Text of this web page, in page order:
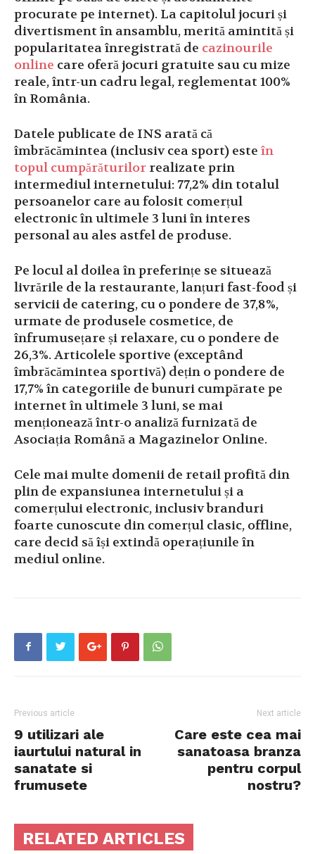
procurate pe internet). La capitolul jocuri și
divertisment în ansamblu, merită amintită și
popularitatea înregistrată de cazinourile
online care oferă jocuri gratuite sau cu mize
reale, într-un cadru legal, reglementat 100%
în România.
Datele publicate de INS arată că
îmbrăcămintea (inclusiv cea sport) este în
topul cumpărăturilor realizate prin
intermediul internetului: 77,2% din totalul
persoanelor care au folosit comerțul
electronic în ultimele 3 luni în interes
personal au ales astfel de produse.
Pe locul al doilea în preferințe se situează
livrările de la restaurante, lanțuri fast-food și
servicii de catering, cu o pondere de 37,8%,
urmate de produsele cosmetice, de
înfrumusețare și relaxare, cu o pondere de
26,3%. Articolele sportive (exceptând
îmbrăcămintea sportivă) dețin o pondere de
17,7% în categoriile de bunuri cumpărate pe
internet în ultimele 3 luni, se mai
menționează într-o analiză furnizată de
Asociația Română a Magazinelor Online.
Cele mai multe domenii de retail profită din
plin de expansiunea internetului și a
comerțului electronic, inclusiv branduri
foarte cunoscute din comerțul clasic, offline,
care decid să își extindă operațiunile în
mediul online.
Previous article
9 utilizari ale
iaurtului natural in
sanatate si
frumusete
Next article
Care este cea mai
sanatoasa branza
pentru corpul
nostru?
RELATED ARTICLES